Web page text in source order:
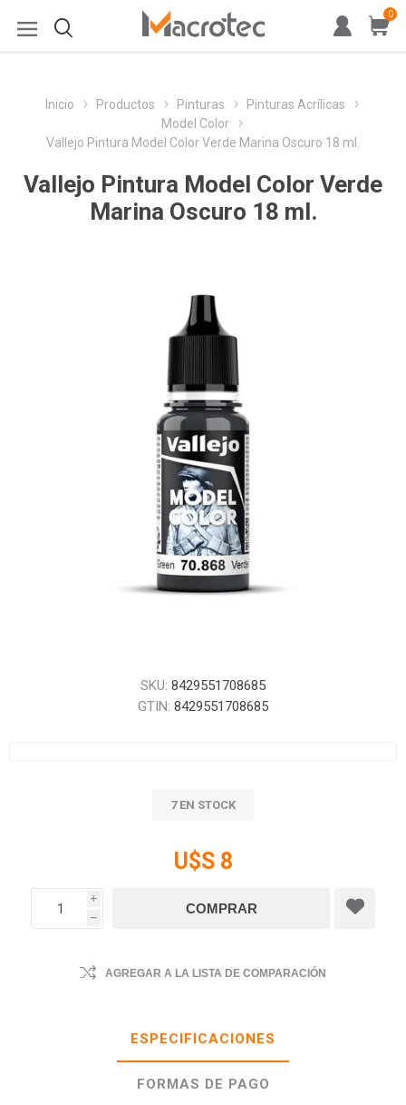
0
Inicio Productos Pinturas
Pinturas Acrílicas
Model Color
Vallejo Pintura Model Color Verde Marina Oscuro 18 ml.
Vallejo Pintura Model Color Verde
Marina Oscuro 18 ml.
SKU: 8429551708685
GTIN: 8429551708685
7 EN STOCK
U$S 8
i
h
AGREGAR A LA LISTA DE COMPARACIÓN
ESPECIFICACIONES
FORMAS DE PAGO